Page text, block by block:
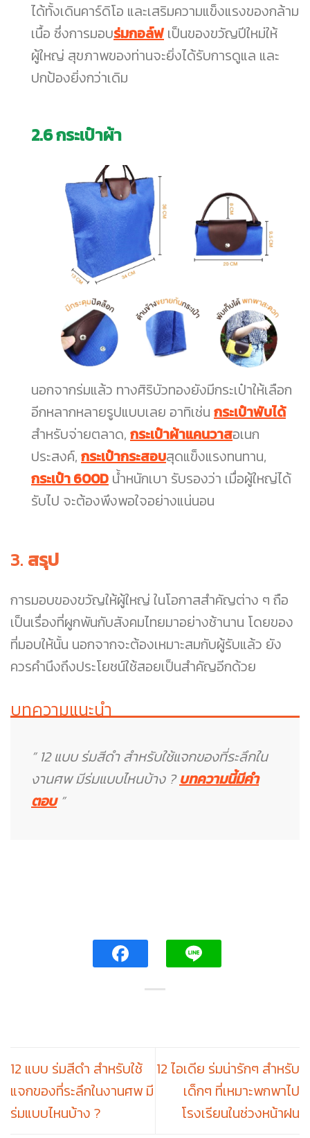
ได้ทั้งเดินคาร์ดิโอ และเสริมความแข็งแรงของกล้าม
เนื้อ ซึ่งการมอบร่มกอล์ฟ เป็นของขวัญปีใหม่ให้
ผู้ใหญ่ สุขภาพของท่านจะยิ่งได้รับการดูแล และ
ปกป้องยิ่งกว่าเดิม
2.6กระเป๋าผ้า
นอกจากร่มแล้ว ทางศิริบัวทองยังมีกระเป๋าให้เลือก
อีกหลากหลายรูปแบบเลย อาทิเช่น กระเป๋าพับได้
สำหรับจ่ายตลาด, กระเป๋าผ้าแคนวาสอเนก
ประสงค์, กระเป๋ากระสอบสุดแข็งแรงทนทาน,
กระเป๋า 600D น้ำหนักเบา รับรองว่า เมื่อผู้ใหญ่ได้
รับไป จะต้องพึงพอใจอย่างแน่นอน
3. สรุป
การมอบของขวัญให้ผู้ใหญ่ ในโอกาสสำคัญต่าง ๆ ถือ
เป็นเรื่องที่ผูกพันกับสังคมไทยมาอย่างช้านาน โดยของ
ที่มอบให้นั้น นอกจากจะต้องเหมาะสมกับผู้รับแล้ว ยัง
ควรคำนึงถึงประโยชน์ใช้สอยเป็นสำคัญอีกด้วย
บทความแนะนำ
” 12 แบบ ร่มสีดำ สำหรับใช้แจกของที่ระลึกใน
งานศพ มีร่มแบบไหนบ้าง ?บทความนี้มีคำ
ตอบ”
12 แบบ ร่มสีดำ สำหรับใช้
แจกของที่ระลึกในงานศพ มี
ร่มแบบไหนบ้าง ?
12 ไอเดีย ร่มน่ารักๆ สำหรับ
เด็กๆ ที่เหมาะพกพาไป
โรงเรียนในช่วงหน้าฝน